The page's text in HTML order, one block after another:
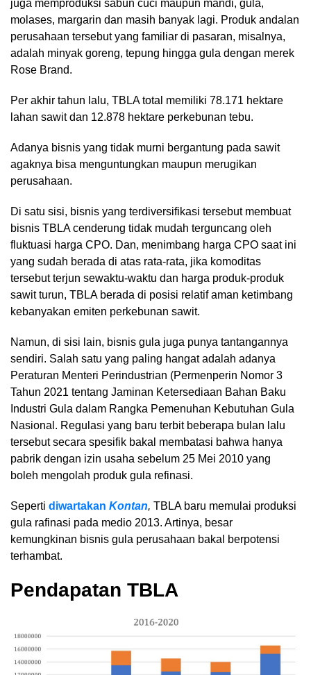
juga memproduksi sabun cuci maupun mandi, gula,
molases, margarin dan masih banyak lagi. Produk andalan
perusahaan tersebut yang familiar di pasaran, misalnya,
adalah minyak goreng, tepung hingga gula dengan merek
Rose Brand.
Per akhir tahun lalu, TBLA total memiliki 78.171 hektare
lahan sawit dan 12.878 hektare perkebunan tebu.
Adanya bisnis yang tidak murni bergantung pada sawit
agaknya bisa menguntungkan maupun merugikan
perusahaan.
Di satu sisi, bisnis yang terdiversifikasi tersebut membuat
bisnis TBLA cenderung tidak mudah terguncang oleh
fluktuasi harga CPO. Dan, menimbang harga CPO saat ini
yang sudah berada di atas rata-rata, jika komoditas
tersebut terjun sewaktu-waktu dan harga produk-produk
sawit turun, TBLA berada di posisi relatif aman ketimbang
kebanyakan emiten perkebunan sawit.
Namun, di sisi lain, bisnis gula juga punya tantangannya
sendiri. Salah satu yang paling hangat adalah adanya
Peraturan Menteri Perindustrian (Permenperin Nomor 3
Tahun 2021 tentang Jaminan Ketersediaan Bahan Baku
Industri Gula dalam Rangka Pemenuhan Kebutuhan Gula
Nasional. Regulasi yang baru terbit beberapa bulan lalu
tersebut secara spesifik bakal membatasi bahwa hanya
pabrik dengan izin usaha sebelum 25 Mei 2010 yang
boleh mengolah produk gula refinasi.
Seperti diwartakan Kontan, TBLA baru memulai produksi
gula rafinasi pada medio 2013. Artinya, besar
kemungkinan bisnis gula perusahaan bakal berpotensi
terhambat.
Pendapatan TBLA